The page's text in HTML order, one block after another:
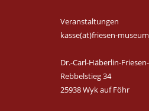
Veranstaltungen
kasse(at)friesen-
Dr.-Carl-Häberlin-
Rebbelstieg 34
25938 Wyk auf Föhr